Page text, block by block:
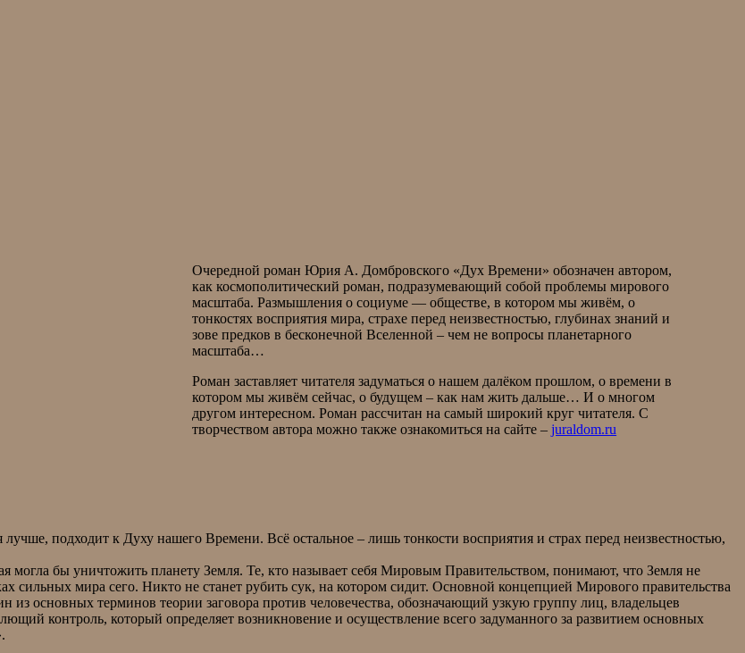
Очередной роман Юрия А. Домбровского «Дух Времени» обозначен автором,
как космополитический роман, подразумевающий собой проблемы мирового
масштаба. Размышления о социуме — обществе, в котором мы живём, о
тонкостях восприятия мира, страхе перед неизвестностью, глубинах знаний и
зове предков в бесконечной Вселенной – чем не вопросы планетарного
масштаба…
Роман заставляет читателя задуматься о нашем далёком прошлом, о времени в
котором мы живём сейчас, о будущем – как нам жить дальше… И о многом
другом интересном. Роман рассчитан на самый широкий круг читателя. С
творчеством автора можно также ознакомиться на сайте –juraldom.ru
подходит к Духу нашего Времени. Всё остальное – лишь тонкости восприятия и страх перед неизвестностью,
могла бы уничтожить планету Земля. Те, кто называет себя Мировым Правительством, понимают, что Земля не
мира сего. Никто не станет рубить сук, на котором сидит. Основной концепцией Мирового правительства
из основных терминов теории заговора против человечества, обозначающий узкую группу лиц, владельцев
контроль, который определяет возникновение и осуществление всего задуманного за развитием основных